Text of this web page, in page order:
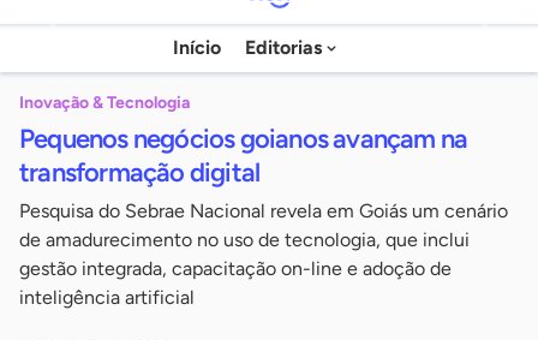
Agência
Sebrae
Notícias
Início Editorias
chave
Inovação & Tecnologia
Pequenos negócios goianos avançam na
transformação digital
Pesquisa do Sebrae Nacional revela em Goiás um cenário
de amadurecimento no uso de tecnologia, que inclui
gestão integrada, capacitação on-line e adoção de
inteligência artificial